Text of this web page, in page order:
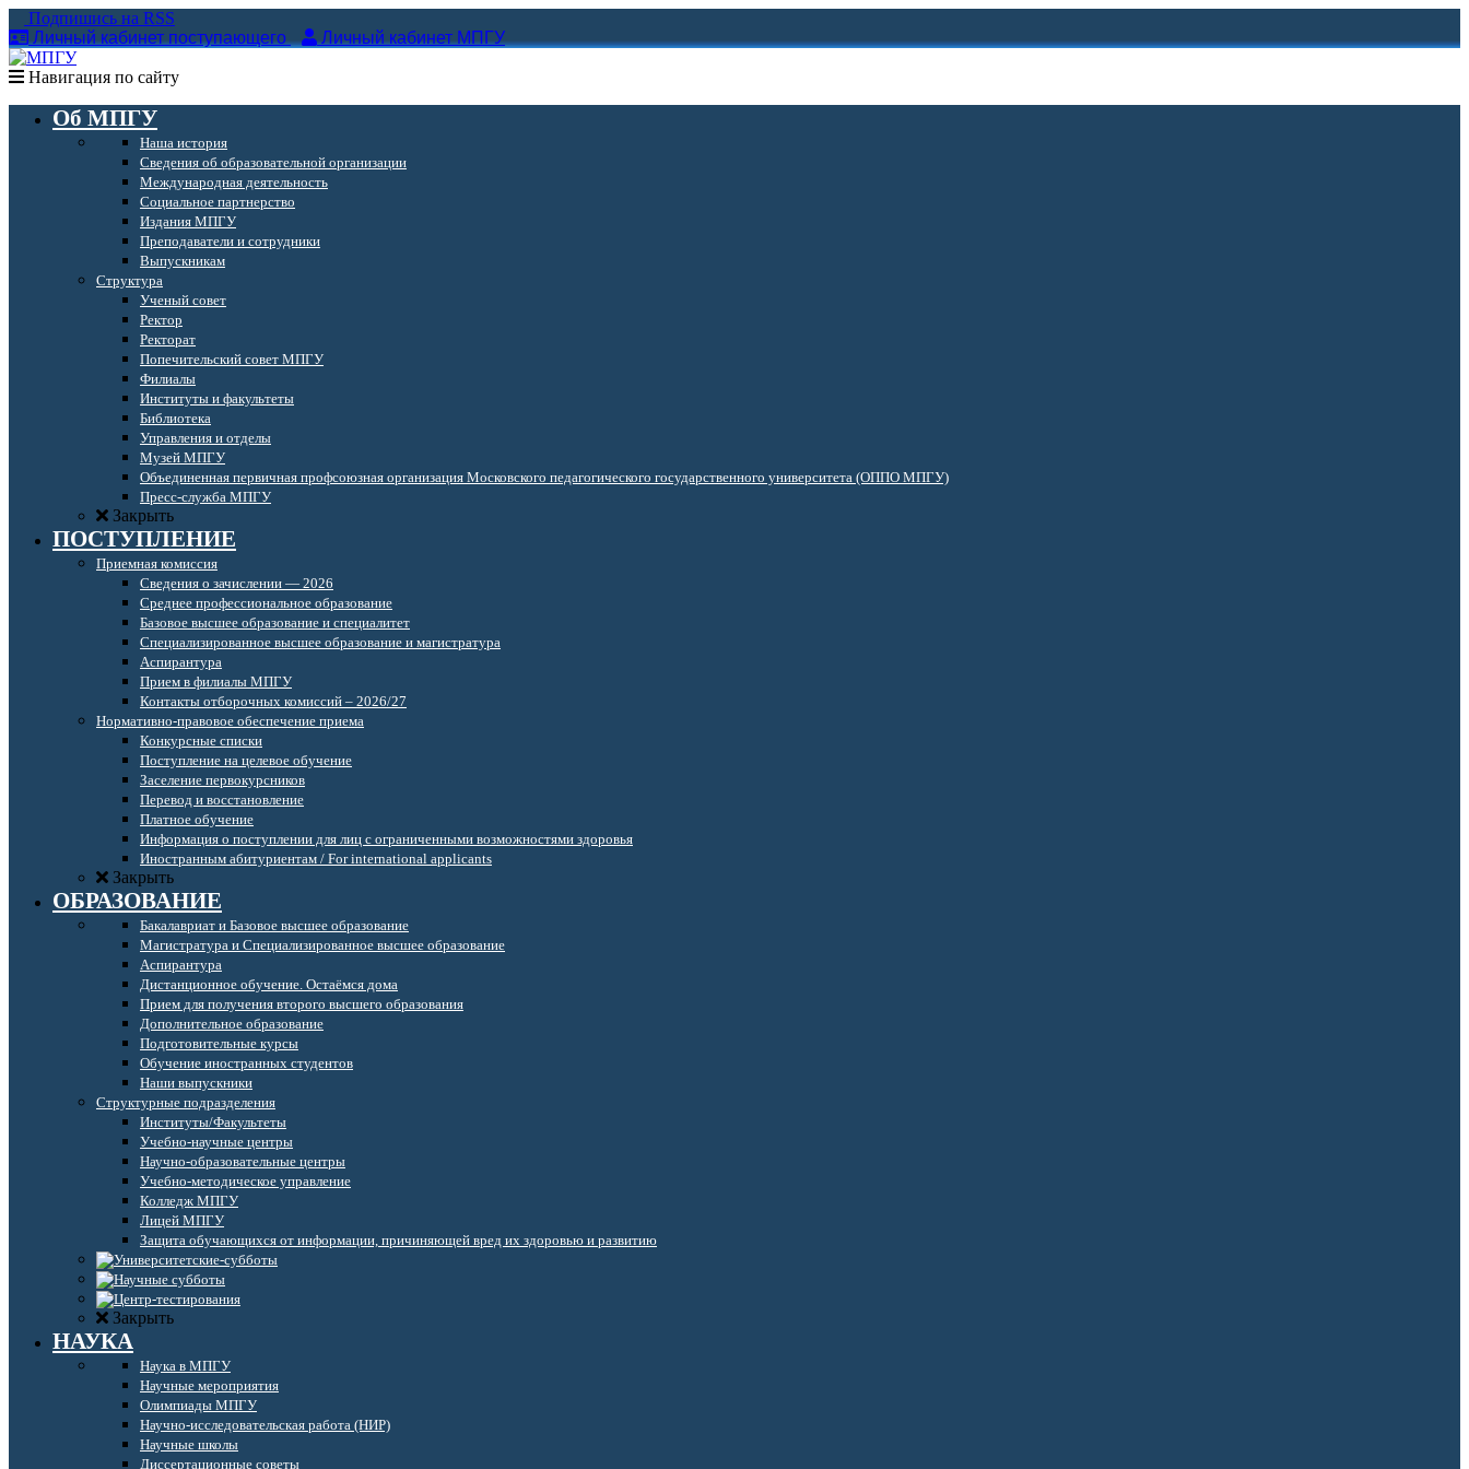
Подпишись на RSS
Личный кабинет поступающего
Личный кабинет МПГУ
Навигация по сайту
Об МПГУ
Наша история
Сведения об образовательной организации
Международная деятельность
Социальное партнерство
Издания МПГУ
Преподаватели и сотрудники
Выпускникам
Структура
Ученый совет
Ректор
Ректорат
Попечительский совет МПГУ
Филиалы
Институты и факультеты
Библиотека
Управления и отделы
Музей МПГУ
Объединенная первичная профсоюзная организация Московского педагогического государственного университета (ОППО МПГУ)
Пресс-служба МПГУ
Закрыть
ПОСТУПЛЕНИЕ
Приемная комиссия
Сведения о зачислении — 2026
Среднее профессиональное образование
Базовое высшее образование и специалитет
Специализированное высшее образование и магистратура
Аспирантура
Прием в филиалы МПГУ
Контакты отборочных комиссий – 2026/27
Нормативно-правовое обеспечение приема
Конкурсные списки
Поступление на целевое обучение
Заселение первокурсников
Перевод и восстановление
Платное обучение
Информация о поступлении для лиц с ограниченными возможностями здоровья
Иностранным абитуриентам / For international applicants
Закрыть
ОБРАЗОВАНИЕ
Бакалавриат и Базовое высшее образование
Магистратура и Специализированное высшее образование
Аспирантура
Дистанционное обучение. Остаёмся дома
Прием для получения второго высшего образования
Дополнительное образование
Подготовительные курсы
Обучение иностранных студентов
Наши выпускники
Структурные подразделения
Институты/Факультеты
Учебно-научные центры
Научно-образовательные центры
Учебно-методическое управление
Колледж МПГУ
Лицей МПГУ
Защита обучающихся от информации, причиняющей вред их здоровью и развитию
Закрыть
НАУКА
Наука в МПГУ
Научные мероприятия
Олимпиады МПГУ
Научно-исследовательская работа (НИР)
Научные школы
Диссертационные советы